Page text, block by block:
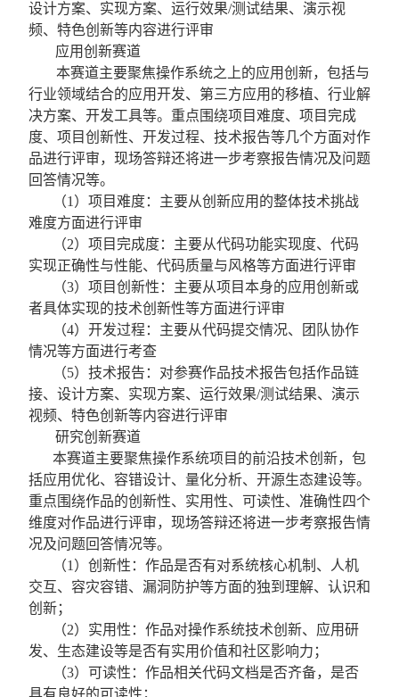
设计方案、实现方案、运行效果/测试结果、演示视
频、特色创新等内容进行评审
应用创新赛道
本赛道主要聚焦操作系统之上的应用创新，包括与
行业领域结合的应用开发、第三方应用的移植、行业解
决方案、开发工具等。重点围绕项目难度、项目完成
度、项目创新性、开发过程、技术报告等几个方面对作
品进行评审，现场答辩还将进一步考察报告情况及问题
回答情况等。
（1 ）项目难度：主要从创新应用的整体技术挑战
难度方面进行评审
（2）项目完成度：主要从代码功能实现度、代码
实现正确性与性能、代码质量与风格等方面进行评审
（3）项目创新性：主要从项目本身的应用创新或
者具体实现的技术创新性等方面进行评审
（4）开发过程：主要从代码提交情况、团队协作
情况等方面进行考查
（5）技术报告：对参赛作品技术报告包括作品链
接、设计方案、实现方案、运行效果/测试结果、演示
视频、特色创新等内容进行评审
研究创新赛道
本赛道主要聚焦操作系统项目的前沿技术创新，包
括应用优化、容错设计、量化分析、开源生态建设等。
重点围绕作品的创新性、实用性、可读性、准确性四个
维度对作品进行评审，现场答辩还将进一步考察报告情
况及问题回答情况等。
（1 ）创新性：作品是否有对系统核心机制、人机
交互、容灾容错、漏洞防护等方面的独到理解、认识和
创新；
（2）实用性：作品对操作系统技术创新、应用研
发、生态建设等是否有实用价值和社区影响力；
（3）可读性：作品相关代码文档是否齐备，是否